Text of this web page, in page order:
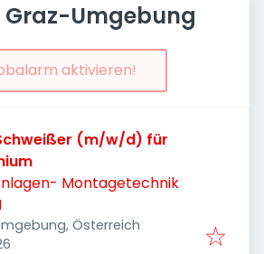
Graz-Umgebung
aktivieren!
(m/w/d) für
Montagetechnik
Österreich